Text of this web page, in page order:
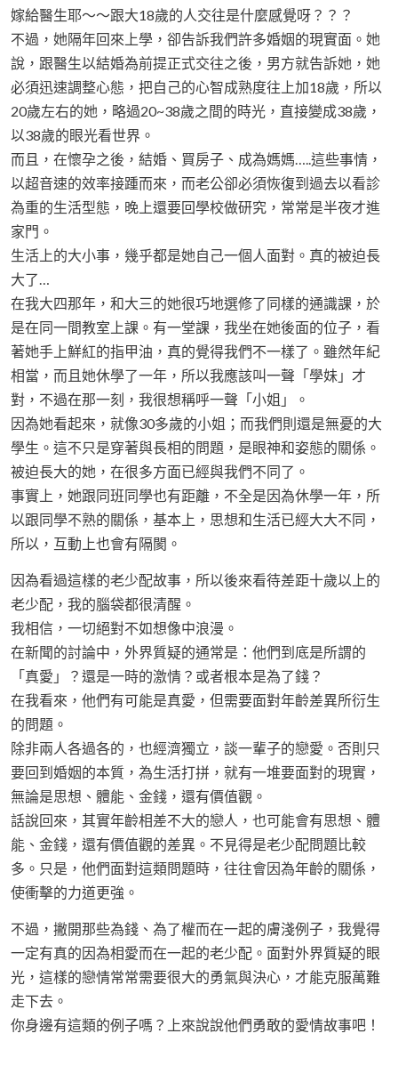
嫁給醫生耶～～跟大18歲的人交往是什麼感覺呀？？？
不過，她隔年回來上學，卻告訴我們許多婚姻的現實面。她
說，跟醫生以結婚為前提正式交往之後，男方就告訴她，她
必須迅速調整心態，把自己的心智成熟度往上加18歲，所以
20歲左右的她，略過20~38歲之間的時光，直接變成38歲，
以38歲的眼光看世界。
而且，在懷孕之後，結婚、買房子、成為媽媽…..這些事情，
以超音速的效率接踵而來，而老公卻必須恢復到過去以看診
為重的生活型態，晚上還要回學校做研究，常常是半夜才進
家門。
生活上的大小事，幾乎都是她自己一個人面對。真的被迫長
大了…
在我大四那年，和大三的她很巧地選修了同樣的通識課，於
是在同一間教室上課。有一堂課，我坐在她後面的位子，看
著她手上鮮紅的指甲油，真的覺得我們不一樣了。雖然年紀
相當，而且她休學了一年，所以我應該叫一聲「學妹」才
對，不過在那一刻，我很想稱呼一聲「小姐」。
因為她看起來，就像30多歲的小姐；而我們則還是無憂的大
學生。這不只是穿著與長相的問題，是眼神和姿態的關係。
被迫長大的她，在很多方面已經與我們不同了。
事實上，她跟同班同學也有距離，不全是因為休學一年，所
以跟同學不熟的關係，基本上，思想和生活已經大大不同，
所以，互動上也會有隔閡。
因為看過這樣的老少配故事，所以後來看待差距十歲以上的
老少配，我的腦袋都很清醒。
我相信，一切絕對不如想像中浪漫。
在新聞的討論中，外界質疑的通常是：他們到底是所謂的
「真愛」？還是一時的激情？或者根本是為了錢？
在我看來，他們有可能是真愛，但需要面對年齡差異所衍生
的問題。
除非兩人各過各的，也經濟獨立，談一輩子的戀愛。否則只
要回到婚姻的本質，為生活打拼，就有一堆要面對的現實，
無論是思想、體能、金錢，還有價值觀。
話說回來，其實年齡相差不大的戀人，也可能會有思想、體
能、金錢，還有價值觀的差異。不見得是老少配問題比較
多。只是，他們面對這類問題時，往往會因為年齡的關係，
使衝擊的力道更強。
不過，撇開那些為錢、為了權而在一起的膚淺例子，我覺得
一定有真的因為相愛而在一起的老少配。面對外界質疑的眼
光，這樣的戀情常常需要很大的勇氣與決心，才能克服萬難
走下去。
你身邊有這類的例子嗎？上來說說他們勇敢的愛情故事吧！